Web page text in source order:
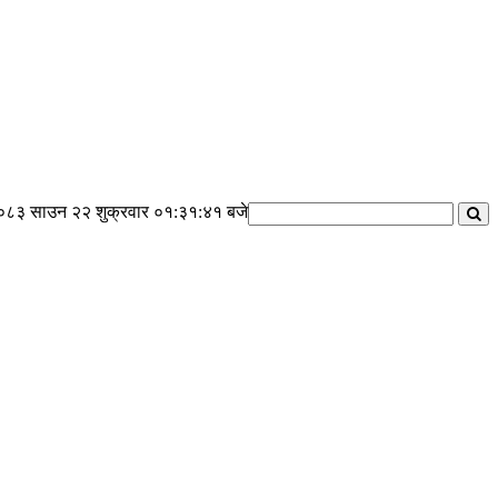
साउन २२ शुक्रवार ०१:३१:४२ बजे